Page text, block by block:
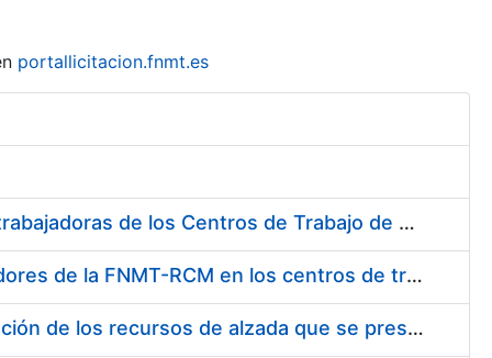
portallicitacion.fnmt.es
Suministro de Protectores Auditivos a medida para las personas trabajadoras de los Centros de Trabajo de Madrid y Burgos
Suministro de gafas graduadas antiproyecciones para los trabajadores de la FNMT-RCM en los centros de trabajo de Madrid y Burgos
Servicios de una empresa externa para el asesoramiento y resolución de los recursos de alzada que se presentan relacionados con procesos de selección para la FNMT-RCM